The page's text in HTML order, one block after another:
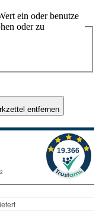
ein oder benutze
oder zu
entfernen